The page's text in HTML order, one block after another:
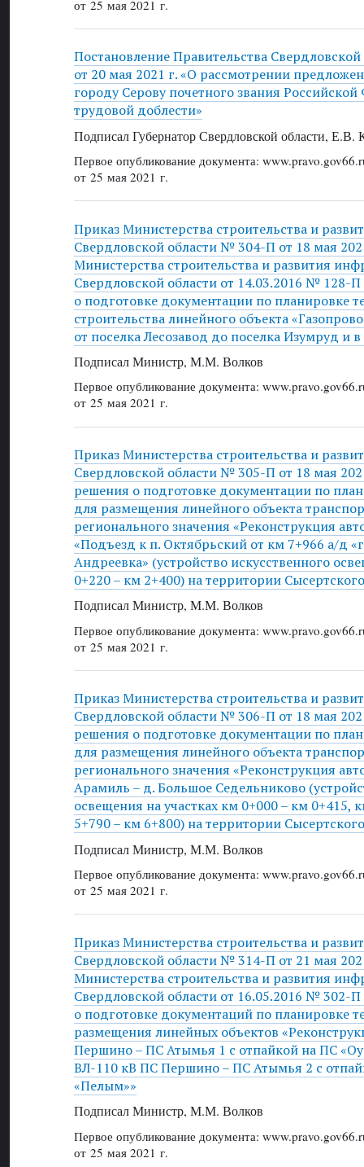
от 25 мая 2021 г.
Постановление Правительства
от 20 мая 2021 г. «О рассмотрении
городу Серову почетного звания
трудовой доблести»
Подписал Губернатор Свердловской области, Е.В.
Первое опубликование документа:
от 25 мая 2021 г.
Приказ Министерства строительства и
Свердловской области № 304-П от 18 мая
Министерства строительства и развития
Свердловской области от 14.03.2016 № 128-
о подготовке документации по планировке
строительства линейного объекта
от поселка Лесозавод до поселка Изумруд и
Подписал Министр, М.М. Волков
Первое опубликование документа:
от 25 мая 2021 г.
Приказ Министерства строительства и
Свердловской области № 305-П от 18 мая
решения о подготовке документации по
для размещения линейного объекта
регионального значения «Реконструкция
«Подъезд к п. Октябрьский от км 7+966 а/д
Андреевка» (устройство искусственного
0+220 – км 2+400) на территории
Подписал Министр, М.М. Волков
Первое опубликование документа:
от 25 мая 2021 г.
Приказ Министерства строительства и
Свердловской области № 306-П от 18 мая
решения о подготовке документации по
для размещения линейного объекта
регионального значения «Реконструкция
Арамиль – д. Большое Седельниково
освещения на участках км 0+000 – км 0+415,
5+790 – км 6+800) на территории
Подписал Министр, М.М. Волков
Первое опубликование документа:
от 25 мая 2021 г.
Приказ Министерства строительства и
Свердловской области № 314-П от 21 мая
Министерства строительства и развития
Свердловской области от 16.05.2016 № 302-
о подготовке документаций по планировке
размещения линейных объектов
Першино – ПС Атымья 1 с отпайкой на ПС
ВЛ-110 кВ ПС Першино – ПС Атымья 2 с
«Пелым»»
Подписал Министр, М.М. Волков
Первое опубликование документа:
от 25 мая 2021 г.